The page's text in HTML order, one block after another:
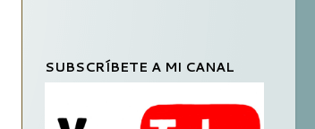
SUBSCRÍBETE A MI CANAL